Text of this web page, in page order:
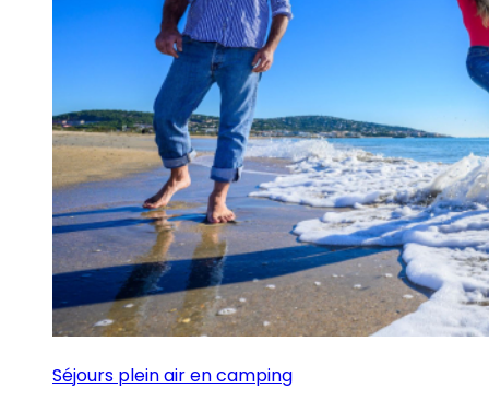
Séjours plein air en camping